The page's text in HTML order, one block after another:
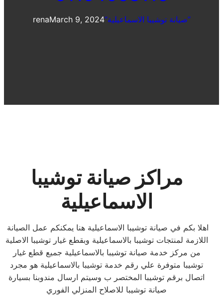
renaMarch 9, 2024 “صيانة توشيبا الاسماعيلية”
مراكز صيانة توشيبا
الاسماعيلية
اللازمة لمنتجات توشيبا بالاسماعيلية وبقطع غيار توشيبا الاصلية
من مركز خدمة صيانة توشيبا بالاسماعيلية جميع قطع غيار
توشيبا متوفرة علي رقم خدمة توشيبا بالاسماعيلية هو مجرد
اتصال برقم توشيبا المختصر ب وسيتم ارسال مندوبنا بسيارة
صيانة توشيبا للاصلاح المنزلي الفوري